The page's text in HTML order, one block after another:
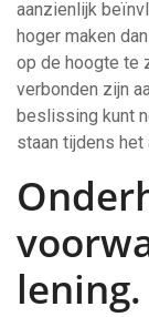
aanzienlijk
hoger maken
op de hoogte te
verbonden zijn
beslissing kunt
staan tijdens
lening.